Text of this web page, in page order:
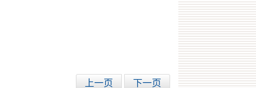
上一页 下一页